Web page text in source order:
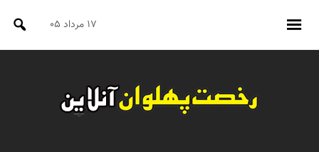
۱۷ مرداد ۰۵